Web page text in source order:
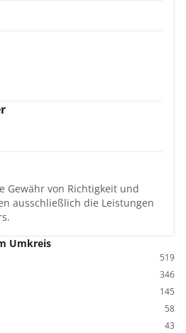
Gewähr von Richtigkeit und
ausschließlich die Leistungen
Umkreis
519
346
145
58
43